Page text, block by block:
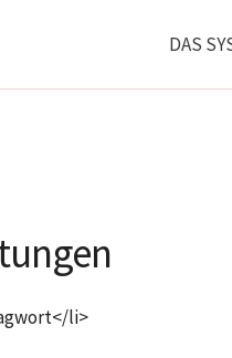
DAS
li>